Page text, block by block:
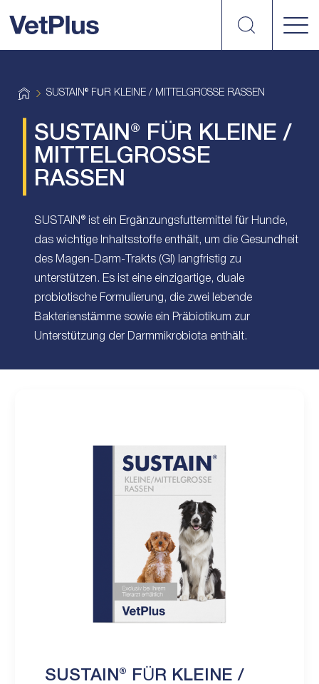
suchen
H
o
SUSTAIN® FÜR KLEINE / MITTELGROSSE RASSEN
SUSTAIN® FÜR KLEINE /
MITTELGROSSE
RASSEN
SUSTAIN® ist ein Ergänzungsfuttermittel für Hunde,
das wichtige Inhaltsstoffe enthält, um die Gesundheit
des Magen-Darm-Trakts (GI) langfristig zu
unterstützen. Es ist eine einzigartige, duale
probiotische Formulierung, die zwei lebende
Bakterienstämme sowie ein Präbiotikum zur
Unterstützung der Darmmikrobiota enthält.
SUSTAIN® FÜR KLEINE /